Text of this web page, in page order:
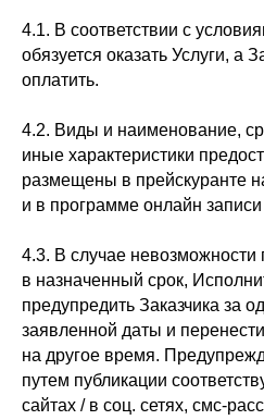
4.1. В соответствии с
обязуется оказать Услуги, а
оплатить.
4.2. Виды и наименование,
иные характеристики
размещены в прейскуранте
и в программе онлайн
4.3. В случае невозможности
в назначенный срок,
предупредить Заказчика за
заявленной даты и
на другое время.
путем публикации
сайтах / в соц. сетях, смс-